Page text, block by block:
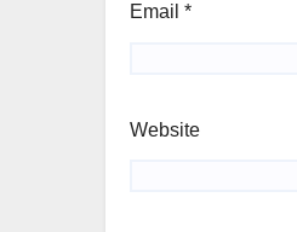
Email *
Website